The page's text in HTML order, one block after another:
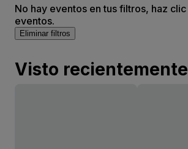
No hay eventos en tus filtros, haz
eventos.
Eliminar filtros
Visto recientemente